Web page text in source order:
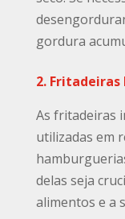
gordura
2.
As fritadeiras
utilizadas em
delas seja
alimentos e a